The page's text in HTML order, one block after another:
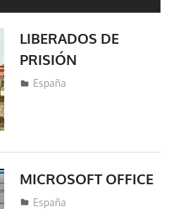
LIBERADOS DE
PRISIÓN
marzo 20, 2020
fraferto7
España
MICROSOFT OFFICE
marzo 19, 2020
fraferto7
España